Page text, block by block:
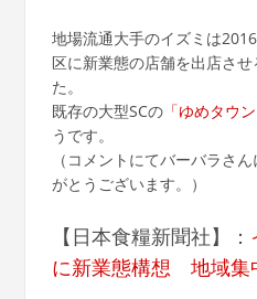
地場流通大手のイズミは
区に新業態の店舗を出店さ
た。
既存の大型SCの「ゆめタウ
うです。
（コメントにてバーバラさ
がとうございます。）
【日本食糧新聞社】：
に新業態構想 地域集